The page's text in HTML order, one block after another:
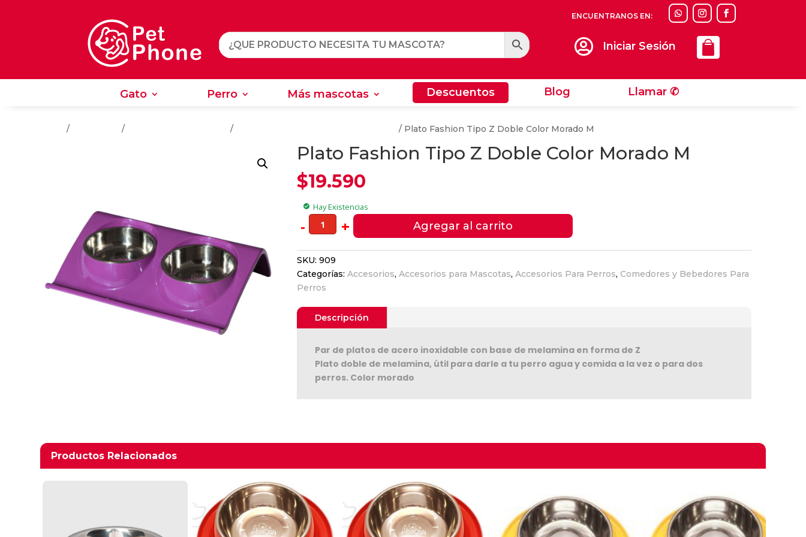
ENCUENTRANOS EN:
 Iniciar Sesión
Gato Perro Más mascotas Descuentos Blog Llamar ✆
Llamar ✆
/ / / / Plato Fashion Tipo Z Doble Color Morado M
Plato Fashion Tipo Z Doble Color Morado M
$19.590
check_circle Hay Existencias
- Plato
Fashion
Tipo
Z
Doble
Color
M
cantidad
+ Agregar al carrito
SKU: 909
Categorías: Accesorios, Accesorios para Mascotas, Accesorios Para Perros, Comedores y Bebedores Para
Perros
Descripción
Par de platos de acero inoxidable con base de melamina en forma de Z
Plato doble de melamina, útil para darle a tu perro agua y comida a la vez o para dos
perros. Color morado
Productos Relacionados
Productos relacionados